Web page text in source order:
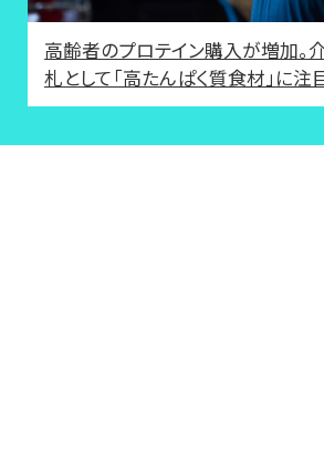
高齢者のプロテイン購入が増加。
札として「高たんぱく質食材」に注